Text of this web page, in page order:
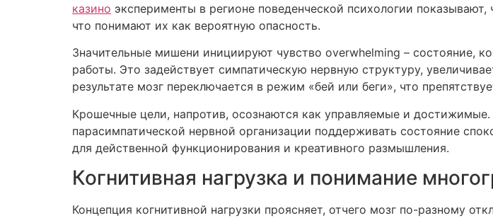
казино эксперименты в регионе поведенческой психологии
что понимают их как вероятную опасность.
Значительные мишени инициируют чувство overwhelming – состояние,
работы. Это задействует симпатическую нервную структуру,
результате мозг переключается в режим «бей или беги», что
Крошечные цели, напротив, осознаются как управляемые и
парасимпатической нервной организации поддерживать состояние
для действенной функционирования и креативного размышления.
Когнитивная нагрузка и понимание
Концепция когнитивной нагрузки проясняет, отчего мозг по-разному